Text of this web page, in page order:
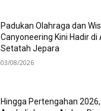
Padukan Olahraga dan
Canyoneering Kini Hadir di
Setatah Jepara
03/08/2026
Hingga Pertengahan